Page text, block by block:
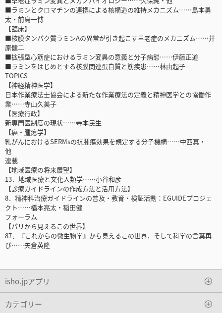
■ラミンとクロマチンの連携による核構造の維持メカニズム……島本勇
太・前島一博
【臨床】
■核膜タンパク質ラミンAの異常が引き起こす早老症のメカニズム……井
原健二
■拡張型心筋症におけるラミン変異の意義と分子病態……伊藤正道
■ラミンをはじめとする核膜関連蛋白質と筋疾患……林由起子
TOPICS
【神経精神医学】
日本作業療法士協会による新たな作業療法の定義と精神医学との協働作
業……寺山久美子
【医療行政】
新専門医制度の現状……寺本民生
【癌・腫瘍学】
乳がんにおけるSERMsの抗腫瘍効果を規定する分子機構……中西真・
他
連載
【地域医療の将来展望】
13．地域医療と文化人類学……小谷和彦
【診療ガイドラインの作成方法と活用方法】
8．精神科治療ガイドラインの普及・教育・検証活動：EGUIDEプロジェ
クト……橋本亮太・稲田健
フォーラム
【パリから見えるこの世界】
87．『これからの微生物学』から見えるこの世界，そして科学の言葉再
び……矢倉英隆
isho.jpアプリ
カテゴリー